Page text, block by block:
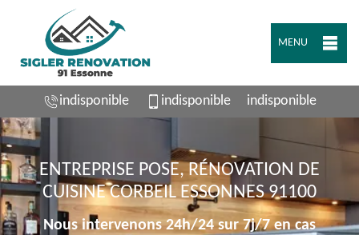
MENU
indisponible indisponible indisponible
ENTREPRISE POSE, RÉNOVATION DE
CUISINE CORBEIL ESSONNES 91100
Nous intervenons 24h/24 sur 7j/7 en cas